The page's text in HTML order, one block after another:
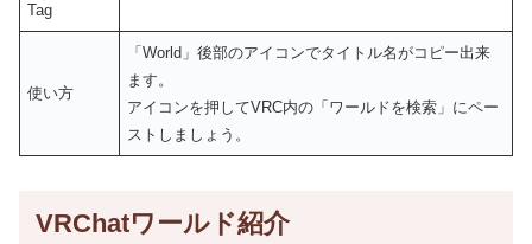
Tag
使い方
「World」後部のアイコンでタイトル名がコピー出来
ます。
アイコンを押してVRC内の「ワールドを検索」にペー
ストしましょう。
VRChatワールド紹介